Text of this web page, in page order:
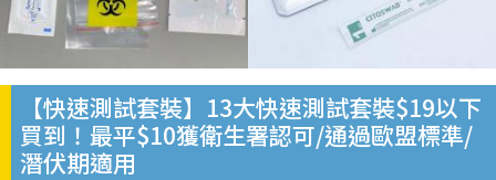
【快速測試套裝】13大快速測試套裝$19以下
買到！最平$10獲衛生署認可/通過歐盟標準/
潛伏期適用